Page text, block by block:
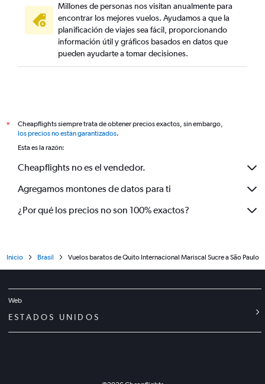
Millones de personas nos visitan anualmente para
encontrar los mejores vuelos. Ayudamos a que la
planificación de viajes sea fácil, proporcionando
información útil y gráficos basados en datos que
pueden ayudarte a tomar decisiones.
*
Cheapflights siempre trata de obtener precios exactos, sin embargo,
los precios no están garantizados.
Esta es la razón:
Cheapflights no es el vendedor.
Agregamos montones de datos para ti
¿Por qué los precios no son 100% exactos?
Inicio Brasil Vuelos baratos de Quito Internacional Mariscal Sucre a São Paulo
Web
ESTADOS UNIDOS